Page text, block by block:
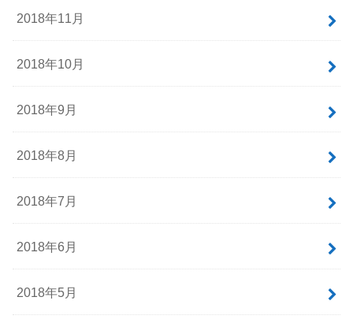
2018年11月
2018年10月
2018年9月
2018年8月
2018年7月
2018年6月
2018年5月